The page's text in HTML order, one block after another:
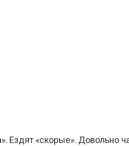
Ездят «скорые». Довольно